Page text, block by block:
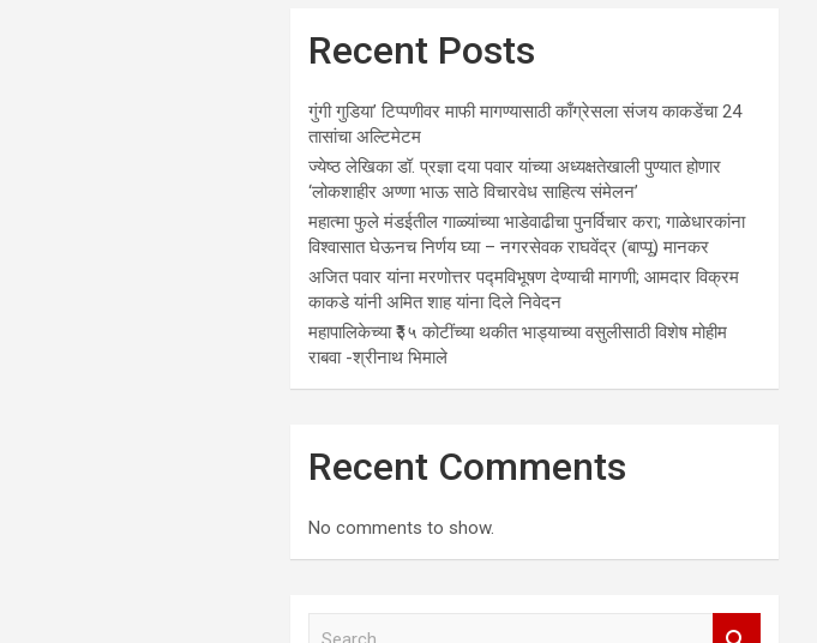
Recent Posts
गुंगी गुडिया’ टिप्पणीवर माफी मागण्यासाठी काँग्रेसला संजय काकडेंचा 24
तासांचा अल्टिमेटम
ज्येष्ठ लेखिका डॉ. प्रज्ञा दया पवार यांच्या अध्यक्षतेखाली पुण्यात होणार
‘लोकशाहीर अण्णा भाऊ साठे विचारवेध साहित्य संमेलन’
महात्मा फुले मंडईतील गाळ्यांच्या भाडेवाढीचा पुनर्विचार करा; गाळेधारकांना
विश्वासात घेऊनच निर्णय घ्या – नगरसेवक राघवेंद्र (बाप्पू) मानकर
अजित पवार यांना मरणोत्तर पद्मविभूषण देण्याची मागणी; आमदार विक्रम
काकडे यांनी अमित शाह यांना दिले निवेदन
महापालिकेच्या ₹३५ कोटींच्या थकीत भाड्याच्या वसुलीसाठी विशेष मोहीम
राबवा -श्रीनाथ भिमाले
Recent Comments
No comments to show.